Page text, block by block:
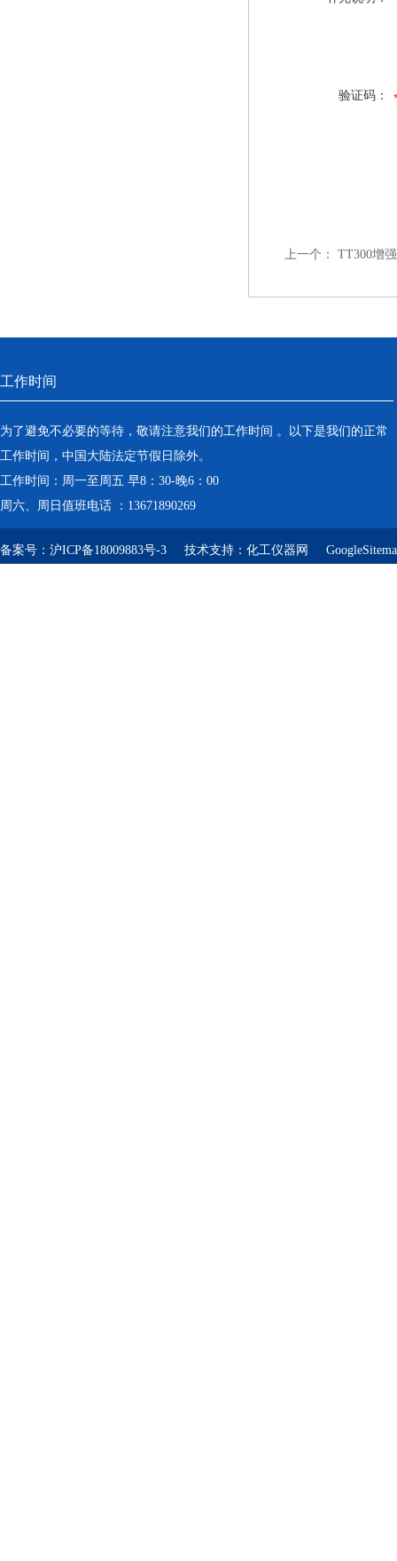
验证码：
上一个： TT300增
工作时间
为了避免不必要的等待，敬请注意我们的工作时间 。以下是我们的正常
工作时间，中国大陆法定节假日除外。
工作时间：周一至周五 早8：30-晚6：00
周六、周日值班电话 ：13671890269
备案号： 沪ICP备18009883号-3 技术支持： 化工仪器网